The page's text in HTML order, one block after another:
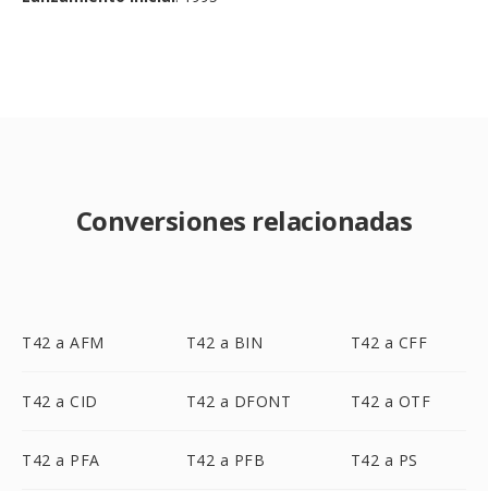
Conversiones relacionadas
T42 a AFM T42 a BIN T42 a CFF
T42 a CID T42 a DFONT T42 a OTF
T42 a PFA T42 a PFB T42 a PS